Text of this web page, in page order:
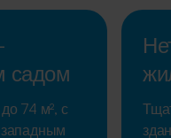
садом
74 м², с